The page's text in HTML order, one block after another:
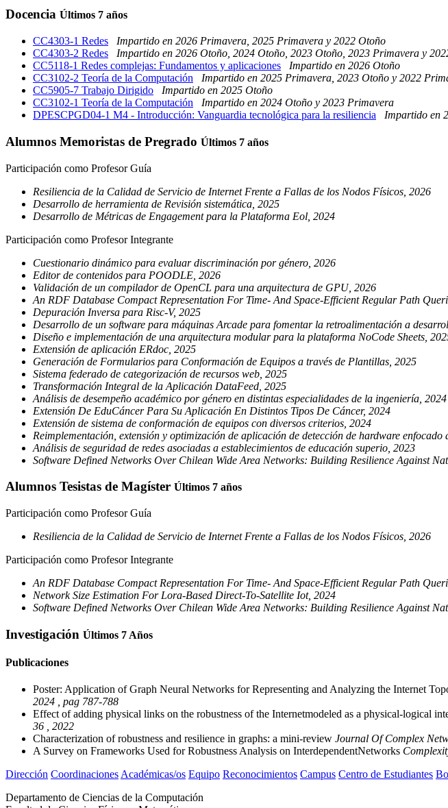
Docencia Últimos 7 años
CC4303-1 Redes
Impartido en 2026 Primavera, 2025 Primavera y 2022 Otoño
CC4303-2 Redes
Impartido en 2026 Otoño, 2024 Otoño, 2023 Otoño, 2023 Primavera y
CC5118-1 Redes complejas: Fundamentos y aplicaciones
Impartido en 2026 Otoño
CC3102-2 Teoría de la Computación
Impartido en 2025 Primavera, 2023 Otoño y 2022
CC5905-7 Trabajo Dirigido
Impartido en 2025 Otoño
CC3102-1 Teoría de la Computación
Impartido en 2024 Otoño y 2023 Primavera
DPESCPGD04-1 M4 - Introducción: Vanguardia tecnológica para la resiliencia
Impartido en
Alumnos Memoristas de Pregrado Últimos 7 años
Participación como Profesor Guía
Resiliencia de la Calidad de Servicio de Internet Frente a Fallas de los Nodos Físicos, 2026
Desarrollo de herramienta de Revisión sistemática, 2025
Desarrollo de Métricas de Engagement para la Plataforma Eol, 2024
Participación como Profesor Integrante
Cuestionario dinámico para evaluar discriminación por género, 2026
Editor de contenidos para POODLE, 2026
Validación de un compilador de OpenCL para una arquitectura de GPU, 2026
An RDF Database Compact Representation For Time- And Space-Efficient Regular Path
Depuración Inversa para Risc-V, 2025
Desarrollo de un software para máquinas Arcade para fomentar la retroalimentación a
Diseño e implementación de una arquitectura modular para la plataforma NoCode Sheets,
Extensión de aplicación ERdoc, 2025
Generación de Formularios para Conformación de Equipos a través de Plantillas, 2025
Sistema federado de categorización de recursos web, 2025
Transformación Integral de la Aplicación DataFeed, 2025
Análisis de desempeño académico por género en distintas especialidades de la ingeniería, 2024
Extensión De EduCáncer Para Su Aplicación En Distintos Tipos De Cáncer, 2024
Extensión de sistema de conformación de equipos con diversos criterios, 2024
Reimplementación, extensión y optimización de aplicación de detección de hardware enfocado
Análisis de seguridad de redes asociadas a establecimientos de educación superio, 2023
Software Defined Networks Over Chilean Wide Area Networks: Building Resilience Against
Alumnos Tesistas de Magíster Últimos 7 años
Participación como Profesor Guía
Resiliencia de la Calidad de Servicio de Internet Frente a Fallas de los Nodos Físicos, 2026
Participación como Profesor Integrante
An RDF Database Compact Representation For Time- And Space-Efficient Regular Path
Network Size Estimation For Lora-Based Direct-To-Satellite Iot, 2024
Software Defined Networks Over Chilean Wide Area Networks: Building Resilience Against
Investigación Últimos 7 Años
Publicaciones
Poster: Application of Graph Neural Networks for Representing and Analyzing the Internet
2024 , pag 787-788
Effect of adding physical links on the robustness of the Internetmodeled as a physical-logical
36 , 2022
Characterization of robustness and resilience in graphs: a mini-review Journal Of Complex
A Survey on Frameworks Used for Robustness Analysis on InterdependentNetworks
Dirección Coordinaciones Académicas/os Equipo Reconocimientos Campus Centro de Estudiantes
Departamento de Ciencias de la Computación